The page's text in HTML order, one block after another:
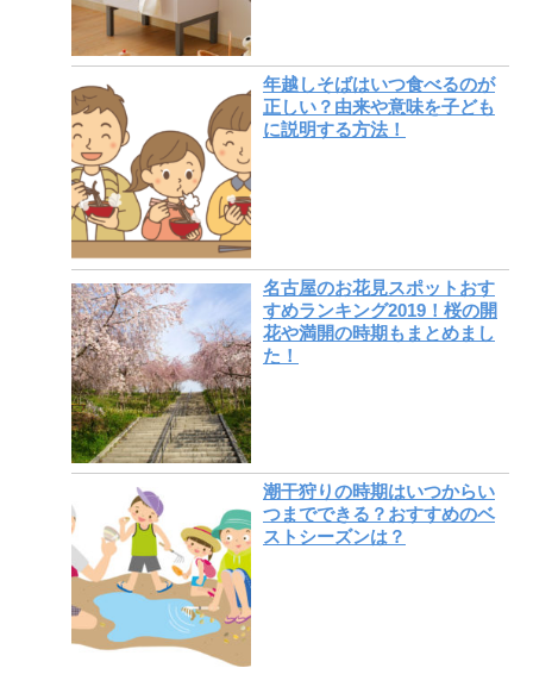
年越しそばはいつ食べるのが
正しい？由来や意味を子ども
に説明する方法！
名古屋のお花見スポットおす
すめランキング2019！桜の開
花や満開の時期もまとめまし
た！
潮干狩りの時期はいつからい
つまでできる？おすすめのベ
ストシーズンは？